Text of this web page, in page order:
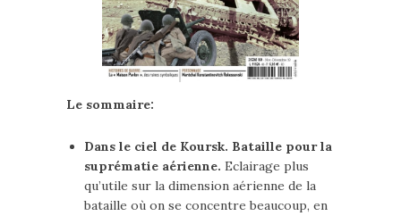
Le sommaire:
Dans le ciel de Koursk. Bataille pour la
suprématie aérienne. Eclairage plus
qu’utile sur la dimension aérienne de la
bataille où on se concentre beaucoup, en